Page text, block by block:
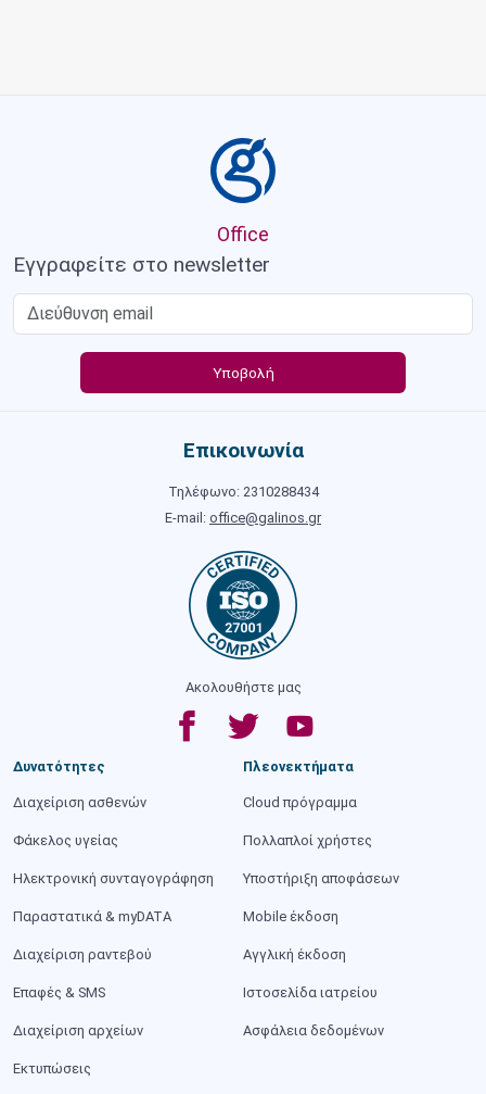
Office
Εγγραφείτε στο newsletter
Επικοινωνία
Τηλέφωνο: 2310288434
E-mail: office@galinos.gr
Ακολουθήστε μας
Δυνατότητες
Διαχείριση ασθενών
Φάκελος υγείας
Ηλεκτρονική συνταγογράφηση
Παραστατικά & myDATA
Διαχείριση ραντεβού
Επαφές & SMS
Διαχείριση αρχείων
Εκτυπώσεις
Πλεονεκτήματα
Cloud πρόγραμμα
Πολλαπλοί χρήστες
Υποστήριξη αποφάσεων
Mobile έκδοση
Αγγλική έκδοση
Ιστοσελίδα ιατρείου
Ασφάλεια δεδομένων